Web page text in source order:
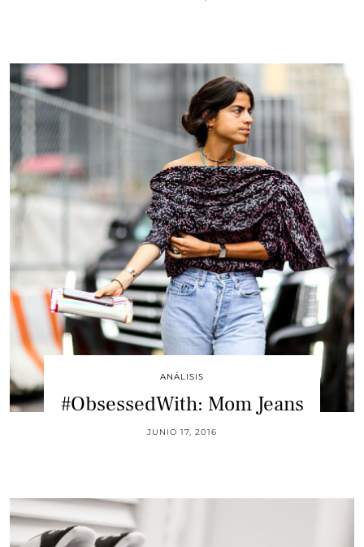
ANÁLISIS
#ObsessedWith: Mom Jeans
JUNIO 17, 2016